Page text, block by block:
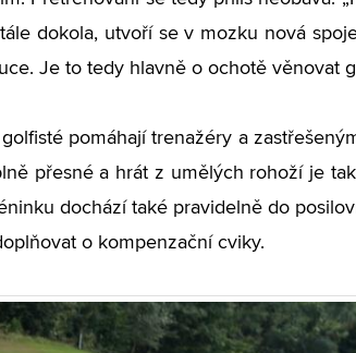
dokola, utvoří se v mozku nová
Je to tedy hlavně o ochotě věnovat
pomáhají trenažéry a
přesné a hrát z umělých rohoží je
dochází také pravidelně do
o kompenzační cviky.